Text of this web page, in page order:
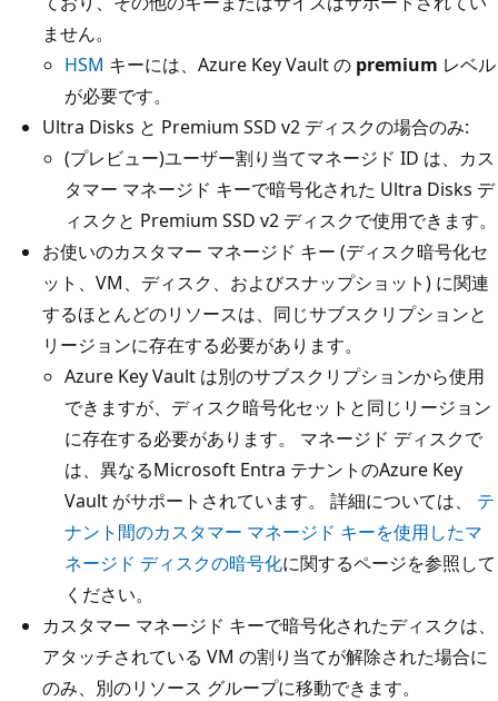
ません。
HSM キーには、Azure Key Vault の premium レベル
が必要です。
Ultra Disks と Premium SSD v2 ディスクの場合のみ:
(プレビュー)ユーザー割り当てマネージド ID は、カス
タマー マネージド キーで暗号化された Ultra Disks デ
ィスクと Premium SSD v2 ディスクで使用できます。
お使いのカスタマー マネージド キー (ディスク暗号化セ
ット、VM、ディスク、およびスナップショット) に関連
するほとんどのリソースは、同じサブスクリプションと
リージョンに存在する必要があります。
Azure Key Vault は別のサブスクリプションから使用
できますが、ディスク暗号化セットと同じリージョン
に存在する必要があります。 マネージド ディスクで
は、異なるMicrosoft Entra テナントのAzure Key
Vault がサポートされています。 詳細については、 テ
ナント間のカスタマー マネージド キーを使用したマ
ネージド ディスクの暗号化に関するページを参照して
ください。
カスタマー マネージド キーで暗号化されたディスクは、
アタッチされている VM の割り当てが解除された場合に
のみ、別のリソース グループに移動できます。